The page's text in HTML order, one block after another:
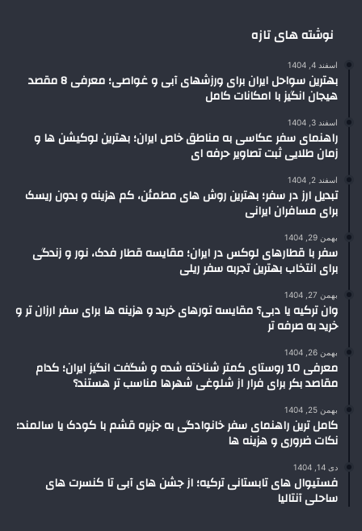
نوشته های تازه
اسفند 4, 1404
بهترین سواحل ایران برای ورزشهای آبی و غواصی؛ معرفی 8 مقصد
هیجان انگیز با امکانات کامل
اسفند 3, 1404
راهنمای سفر عکاسی به مناطق خاص ایران؛ بهترین لوکیشن ها و
زمان طلایی ثبت تصاویر حرفه ای
اسفند 2, 1404
تبدیل ارز در سفر؛ بهترین روش های مطمئن، کم هزینه و بدون ریسک
برای مسافران ایرانی
بهمن 29, 1404
سفر با قطارهای لوکس در ایران؛ مقایسه قطار فدک، نور و زندگی
برای انتخاب بهترین تجربه سفر ریلی
بهمن 27, 1404
وان ترکیه یا دبی؟ مقایسه تورهای خرید و هزینه ها برای سفر ارزان تر و
خرید به صرفه تر
بهمن 26, 1404
معرفی 10 روستای کمتر شناخته شده و شگفت انگیز ایران؛ کدام
مقاصد بکر برای فرار از شلوغی شهرها مناسب تر هستند؟
بهمن 25, 1404
کامل ترین راهنمای سفر خانوادگی به جزیره قشم با کودک یا سالمند؛
نکات ضروری و هزینه ها
دی 14, 1404
فستیوال های تابستانی ترکیه؛ از جشن های آبی تا کنسرت های
ساحلی آنتالیا